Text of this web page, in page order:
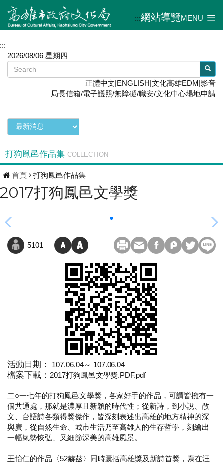
:::網站導覽MENU
:::
2026/08/06 星期四
正體中文|ENGLISH|文化高雄EDM|影音
局長信箱/電子護照/無障礙/職安/文化中心場地申請
打狗鳳邑作品集 COLLECTION
首頁 打狗鳳邑作品集
2017打狗鳳邑文學獎
5101
活動日期： 107.06.04～ 107.06.04
檔案下載： 2017打狗鳳邑文學獎.PDF.pdf
二○一七年的打狗鳳邑文學獎，各家好手的作品，可謂皆擁有一
個共通處，那就是濃厚且新穎的時代性；從新詩，到小說、散
文、台語詩各類得獎傑作，皆深刻表述出高雄的地方精神的深
與廣，從自然生命、城市生活乃至高雄人的生存哲學，刻繪出
一幅氣勢恢弘、又細節深美的高雄風景。
王怡仁的作品〈52赫茲〉同時囊括高雄獎及新詩首獎，寫在汪